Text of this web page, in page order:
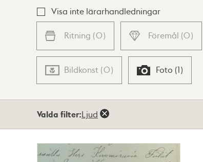
Visa inte lärarhandledningar
Ritning (0) Föremål (0)
Bildkonst (0) Foto (1)
Valda filter:Ljud